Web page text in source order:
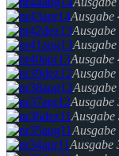
Ausgabe
Ausgabe
Ausgabe